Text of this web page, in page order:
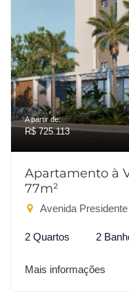
A partir de:
R$ 725.113
Apartamento à
77m²
Avenida Presidente
2 Quartos 2
Mais informações